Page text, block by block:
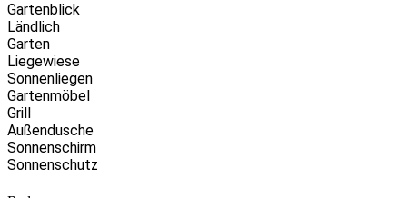
Gartenblick
Ländlich
Garten
Liegewiese
Sonnenliegen
Gartenmöbel
Grill
Außendusche
Sonnenschirm
Sonnenschutz